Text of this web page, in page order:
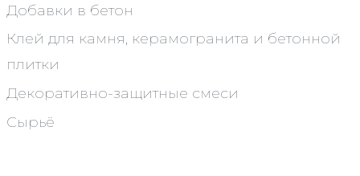
Добавки в бетон
Клей для камня, керамогранита и бетонной
плитки
Декоративно-защитные смеси
Сырьё